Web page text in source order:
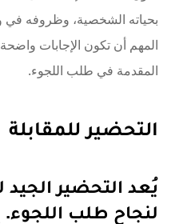
بحياته الشخصية، وظروفه في
المهم أن تكون الإجابات
المقدمة في طلب اللجوء.
التحضير للمقابلة
يُعد التحضير الجيد
لنجاح طلب